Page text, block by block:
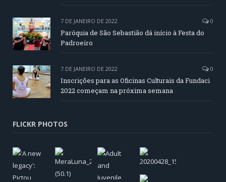
7 DE JANEIRO DE 2022 0
Paróquia de São Sebastião dá início à Festa do
Padroeiro
7 DE JANEIRO DE 2022 0
Inscrições para as Oficinas Culturais da Fundaci
2022 começam na próxima semana
FLICKR PHOTOS